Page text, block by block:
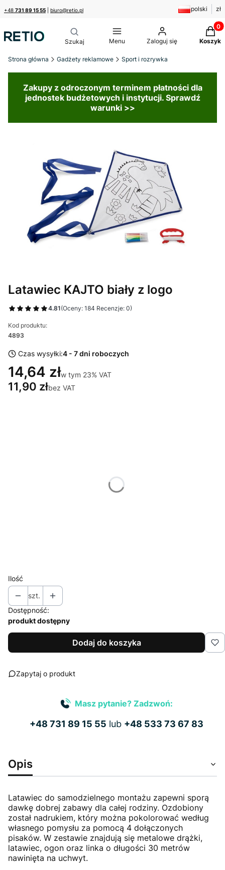
+48 731 89 15 55 biuro@retio.pl polski zł
Menu Zaloguj się Koszyk
Strona główna Gadżety reklamowe Sport i rozrywka
Zakupy z odroczonym terminem płatności dla
jednostek budżetowych i instytucji. Sprawdź
warunki >>
Latawiec KAJTO biały z logo
4.81(Oceny: 184 Recenzje: 0)
Kod produktu:
4893
Czas wysyłki:4 - 7 dni roboczych
14,64 złw tym 23% VAT
w tym 23% VAT
11,90 złbez VAT
Ilość
szt.
Dostępność:
produkt dostępny
Dodaj do koszyka
Zapytaj o produkt
Masz pytanie? Zadzwoń:
+48 731 89 15 55 lub +48 533 73 67 83
Opis
Latawiec do samodzielnego montażu zapewni sporą
dawkę dobrej zabawy dla całej rodziny. Ozdobiony
został nadrukiem, który można pokolorować według
własnego pomysłu za pomocą 4 dołączonych
pisaków. W zestawie znajdują się metalowe drążki,
latawiec, ogon oraz linka o długości 30 metrów
nawinięta na uchwyt.